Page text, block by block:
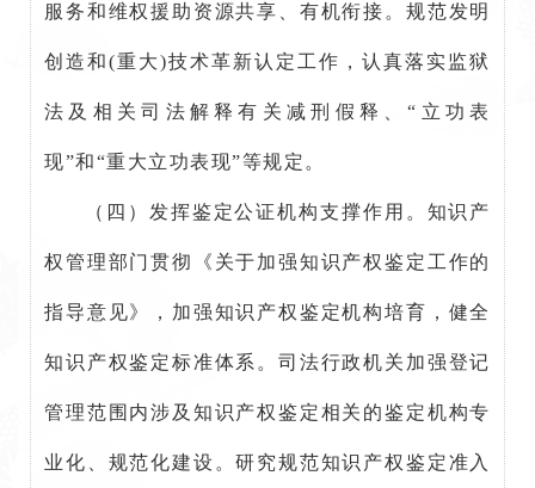
服务和维权援助资源共享、有机衔接。规范发明
创造和(重大)技术革新认定工作，认真落实监狱
法及相关司法解释有关减刑假释、“立功表
现”和“重大立功表现”等规定。
（四）发挥鉴定公证机构支撑作用。知识产
权管理部门贯彻《关于加强知识产权鉴定工作的
指导意见》，加强知识产权鉴定机构培育，健全
知识产权鉴定标准体系。司法行政机关加强登记
管理范围内涉及知识产权鉴定相关的鉴定机构专
业化、规范化建设。研究规范知识产权鉴定准入